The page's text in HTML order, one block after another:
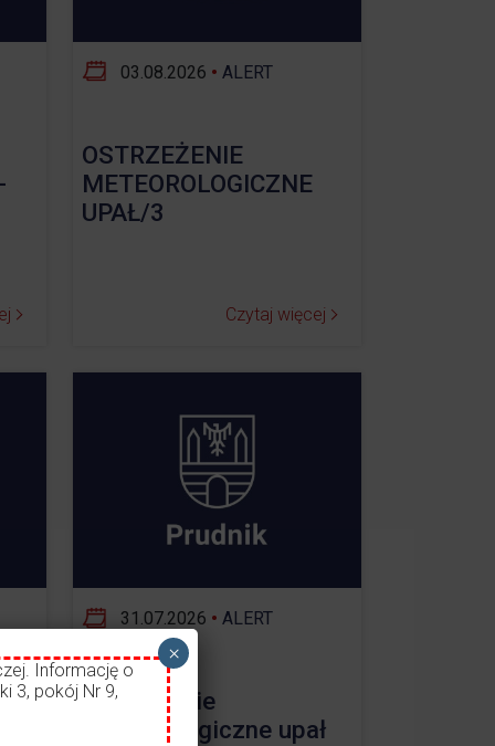
03.08.2026 • ALERT
OSTRZEŻENIE
METEOROLOGICZNE
UPAŁ/3
Czytaj więcej
31.07.2026 • ALERT
Ostrzeżenie
meteorologiczne upał
Informację o
3, pokój Nr 9,
×